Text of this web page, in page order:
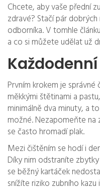
Chcete, aby vaše přední
zdravé? Stačí pár
odborníka. V tomhle
a co si můžete udělat už
Prvním krokem je
měkkými štětinami a
minimálně dva minuty, a
možné. Nezapomeňte na
se často hromadí plak.
Mezi čištěním se hodí i
Díky nim odstraníte
se běžný kartáček
snížíte riziko zubního kazu